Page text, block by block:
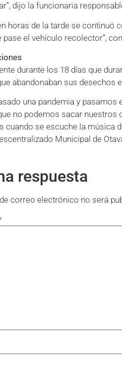
dijo la funcionaria
horas de la tarde se continuó
pase el vehículo recolector”,
durante los 18 días que
abandonaban sus desechos
una pandemia y
no podemos sacar
cuando se escuche la música
Municipal de
respuesta
correo electrónico no será